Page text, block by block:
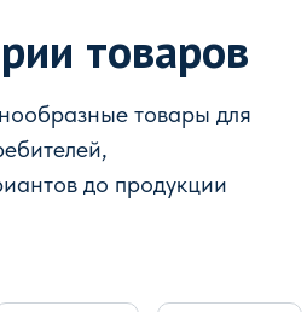
товаров
товары для
до продукции